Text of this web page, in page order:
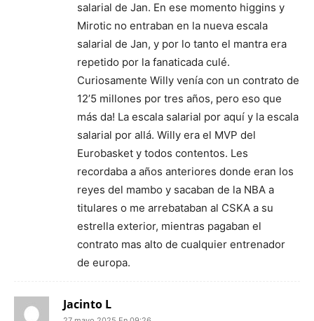
salarial de Jan. En ese momento higgins y
Mirotic no entraban en la nueva escala
salarial de Jan, y por lo tanto el mantra era
repetido por la fanaticada culé.
Curiosamente Willy venía con un contrato de
12’5 millones por tres años, pero eso que
más da! La escala salarial por aquí y la escala
salarial por allá. Willy era el MVP del
Eurobasket y todos contentos. Les
recordaba a años anteriores donde eran los
reyes del mambo y sacaban de la NBA a
titulares o me arrebataban al CSKA a su
estrella exterior, mientras pagaban el
contrato mas alto de cualquier entrenador
de europa.
Jacinto L